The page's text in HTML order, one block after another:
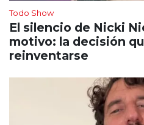
Todo Show
El silencio de Nicki
motivo: la decisión
reinventarse